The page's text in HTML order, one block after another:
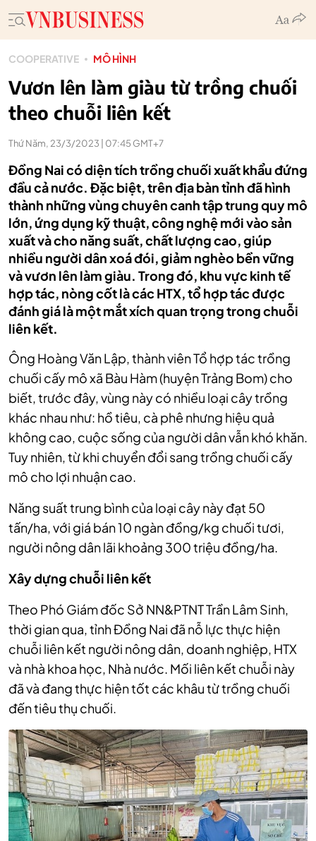
COOPERATIVE MÔ HÌNH
Vươn lên làm giàu từ trồng chuối
theo chuỗi liên kết
Thứ Năm, 23/3/2023 | 07:45 GMT+7
Đồng Nai có diện tích trồng chuối xuất khẩu đứng
đầu cả nước. Đặc biệt, trên địa bàn tỉnh đã hình
thành những vùng chuyên canh tập trung quy mô
lớn, ứng dụng kỹ thuật, công nghệ mới vào sản
xuất và cho năng suất, chất lượng cao, giúp
nhiều người dân xoá đói, giảm nghèo bền vững
và vươn lên làm giàu. Trong đó, khu vực kinh tế
hợp tác, nòng cốt là các HTX, tổ hợp tác được
đánh giá là một mắt xích quan trọng trong chuỗi
liên kết.
Ông Hoàng Văn Lập, thành viên Tổ hợp tác trồng
chuối cấy mô xã Bàu Hàm (huyện Trảng Bom) cho
biết, trước đây, vùng này có nhiều loại cây trồng
khác nhau như: hồ tiêu, cà phê nhưng hiệu quả
không cao, cuộc sống của người dân vẫn khó khăn.
Tuy nhiên, từ khi chuyển đổi sang trồng chuối cấy
mô cho lợi nhuận cao.
Năng suất trung bình của loại cây này đạt 50
tấn/ha, với giá bán 10 ngàn đồng/kg chuối tươi,
người nông dân lãi khoảng 300 triệu đồng/ha.
Xây dựng chuỗi liên kết
Theo Phó Giám đốc Sở NN&PTNTTrần Lâm Sinh,
thời gian qua, tỉnh Đồng Nai đã nỗ lực thực hiện
chuỗi liên kết người nông dân, doanh nghiệp, HTX
và nhà khoa học, Nhà nước. Mối liên kết chuỗi này
đã và đang thực hiện tốt các khâu từ trồng chuối
đến tiêu thụ chuối.